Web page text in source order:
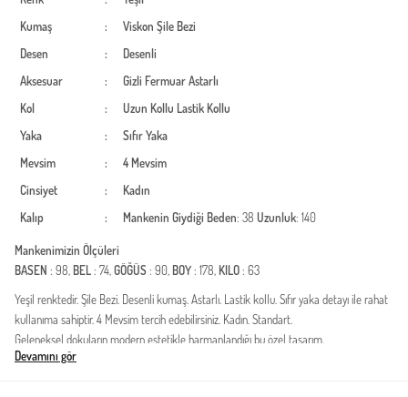
Kumaş
: Viskon Şile Bezi
Desen
:
Desenli
Aksesuar
: Gizli FermuarAstarlı
Kol
: Uzun Kollu Lastik Kollu
Yaka
:
Sıfır Yaka
Mevsim
:
4 Mevsim
Cinsiyet
:
Kadın
Kalıp
: Mankenin Giydiği Beden: 38 Uzunluk: 140
Mankenimizin Ölçüleri
BASEN : 98, BEL: 74,GÖĞÜS: 90, BOY: 178, KILO: 63
Yeşil renktedir. Şile Bezi. Desenli kumaş. Astarlı. Lastik kollu. Sıfır yaka detayı ile rahat
kullanıma sahiptir. 4 Mevsim tercih edebilirsiniz. Kadın. Standart.
Geleneksel dokuların modern estetikle harmanlandığı bu özel tasarım,
gardırobunuzun en konforlu ve şık parçası olmaya aday. %100 pamuk liflerinden
Devamını gör